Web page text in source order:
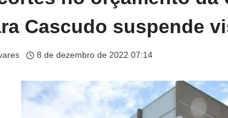
Cascudo suspende
8 de dezembro de 2022 07:14